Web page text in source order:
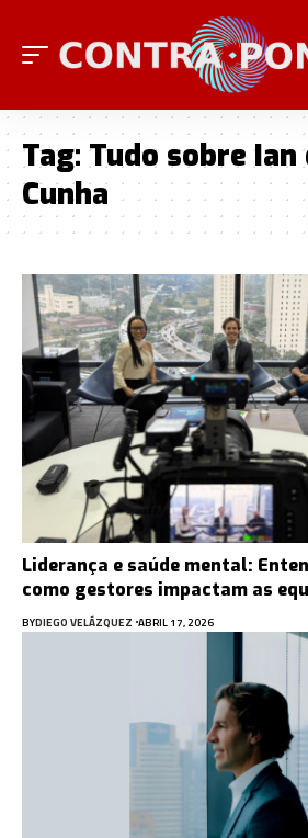
Tag: Tudo sobre Ian
Cunha
Liderança e saúde mental:
como gestores impactam as
BYDIEGO VELÁZQUEZ ABRIL 17, 2026